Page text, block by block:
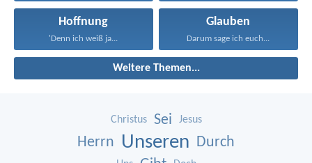
Hoffnung
'Denn ich weiß ja...
Glauben
Darum sage ich euch...
Weitere Themen...
Christus Sei Jesus
Herrn Unseren Durch